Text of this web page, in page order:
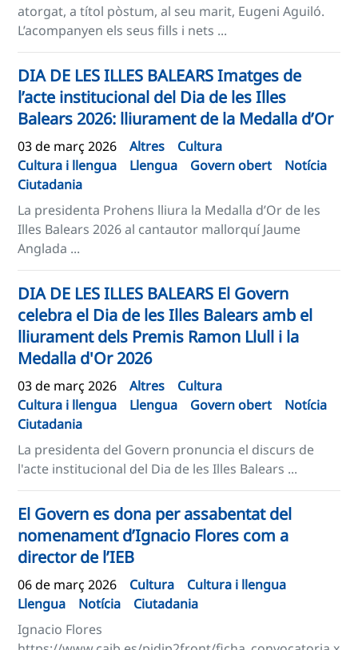
atorgat, a títol pòstum, al seu marit, Eugeni Aguiló.
L’acompanyen els seus fills i nets ...
DIA DE LES ILLES BALEARS Imatges de
l’acte institucional del Dia de les Illes
Balears 2026: lliurament de la Medalla d’Or
03 de març 2026 Altres
Cultura
Cultura i llengua
Llengua Govern obert
Notícia
Ciutadania
La presidenta Prohens lliura la Medalla d’Or de les
Illes Balears 2026 al cantautor mallorquí Jaume
Anglada ...
DIA DE LES ILLES BALEARS El Govern
celebra el Dia de les Illes Balears amb el
lliurament dels Premis Ramon Llull i la
Medalla d'Or 2026
03 de març 2026 Altres
Cultura
Cultura i llengua
Llengua Govern obert
Notícia
Ciutadania
La presidenta del Govern pronuncia el discurs de
l'acte institucional del Dia de les Illes Balears ...
El Govern es dona per assabentat del
nomenament d’Ignacio Flores com a
director de l’IEB
06 de març 2026 Cultura
Cultura i llengua
Llengua
Notícia
Ciutadania
Ignacio Flores